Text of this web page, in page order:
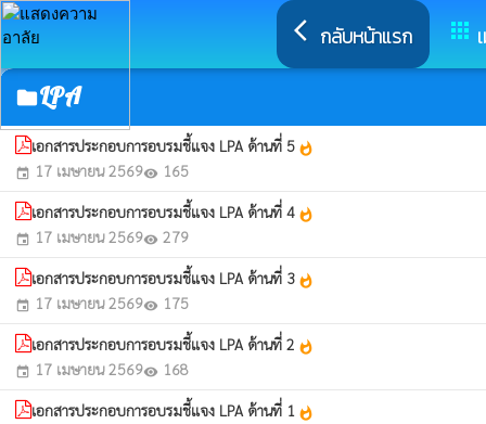
arrow_back_ios กลับหน้าแรก apps
folderLPA
เอกสารประกอบการอบรมชี้แจง LPA ด้านที่ 5 whatshot
event 17 เมษายน 2569visibility 165
เอกสารประกอบการอบรมชี้แจง LPA ด้านที่ 4 whatshot
event 17 เมษายน 2569visibility 279
เอกสารประกอบการอบรมชี้แจง LPA ด้านที่ 3 whatshot
event 17 เมษายน 2569visibility 175
เอกสารประกอบการอบรมชี้แจง LPA ด้านที่ 2 whatshot
event 17 เมษายน 2569visibility 168
เอกสารประกอบการอบรมชี้แจง LPA ด้านที่ 1 whatshot